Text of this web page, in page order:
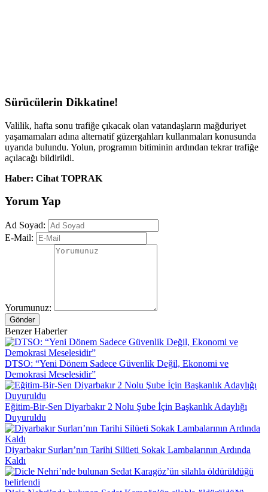
Yorumunuz:
Benzer Haberler
DTSO: “Yeni Dönem Sadece Güvenlik Değil, Ekonomi ve
Demokrasi Meselesidir”
Eğitim-Bir-Sen Diyarbakır 2 Nolu Şube İçin Başkanlık Adaylığı
Diyarbakır Surları’nın Tarihi Silüeti Sokak Lambalarının Ardında
belirlendi
Diyarbakır Sağlığında Kesintisiz Hizmet Vizyonu: İl Sağlık Müdürü
Asiltürk’ten Gece Mesaisi
Sur’da Cadde ve Kaldırım İşgallerine Karşı “Son Çağrı”: Kararlı
Adımlar Atılacak
Dünya
Medine’de Hz. Ömer Yazıtları ve Kur’an Ayetleri Bulundu
10 Yıllık Ortaklığın Sonu: ABD-DSG İttifakı Dağılırken IŞİD
Yeniden mi Doğuyor?